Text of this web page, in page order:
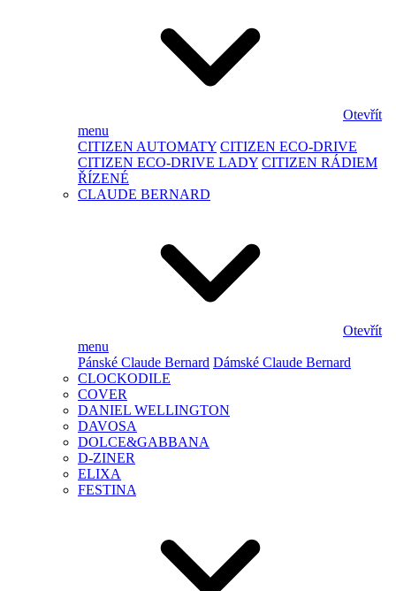
Otevřít
menu
CITIZEN AUTOMATY CITIZEN ECO-DRIVE
CITIZEN ECO-DRIVE LADY CITIZEN RÁDIEM
ŘÍZENÉ
CLAUDE BERNARD
Otevřít
menu
Pánské Claude Bernard Dámské Claude Bernard
CLOCKODILE
COVER
DANIEL WELLINGTON
DAVOSA
DOLCE&GABBANA
D-ZINER
ELIXA
FESTINA